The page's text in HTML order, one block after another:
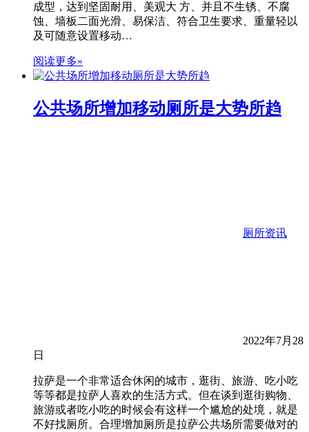
成型，达到坚固耐用、美观大 方、并且不生锈、不腐
蚀、墙板二面光滑、易保洁、符合卫生要求、重量轻以
及可随意设置移动…
阅读更多»
公共场所增加移动厕所是大势所趋
厕所资讯
2022年7月28
日
拉萨是一个非常适合休闲的城市，逛街、旅游、吃小吃
等等都是拉萨人喜欢的生活方式。但在谈到逛街购物、
旅游或者吃小吃的时候会有这样一个尴尬的处境，就是
不好找厕所。合理增加厕所是拉萨公共场所需要做对的